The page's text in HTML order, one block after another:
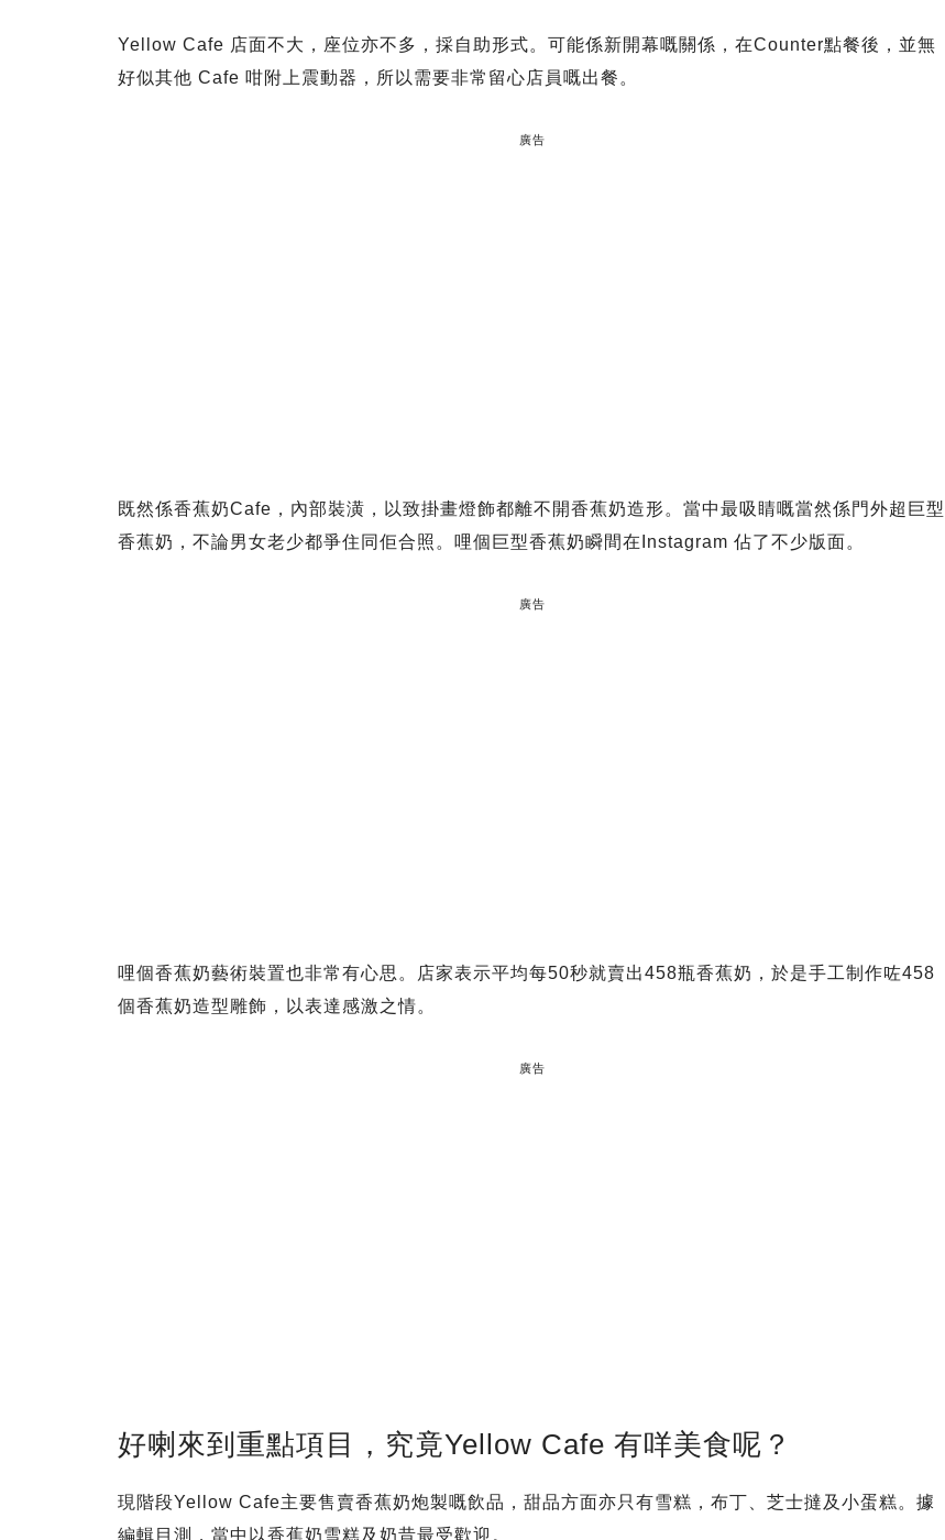
Yellow Cafe 店面不大，座位亦不多，採自助形式。可能係新開幕嘅關係，在Counter點餐後，並無
好似其他 Cafe 咁附上震動器，所以需要非常留心店員嘅出餐。
廣告
既然係香蕉奶Cafe，內部裝潢，以致掛畫燈飾都離不開香蕉奶造形。當中最吸睛嘅當然係門外超巨型
香蕉奶，不論男女老少都爭住同佢合照。哩個巨型香蕉奶瞬間在Instagram 佔了不少版面。
廣告
哩個香蕉奶藝術裝置也非常有心思。店家表示平均每50秒就賣出458瓶香蕉奶，於是手工制作咗458
個香蕉奶造型雕飾，以表達感激之情。
廣告
好喇來到重點項目，究竟Yellow Cafe 有咩美食呢？
現階段Yellow Cafe主要售賣香蕉奶炮製嘅飲品，甜品方面亦只有雪糕，布丁、芝士撻及小蛋糕。據
編輯目測，當中以香蕉奶雪糕及奶昔最受歡迎。